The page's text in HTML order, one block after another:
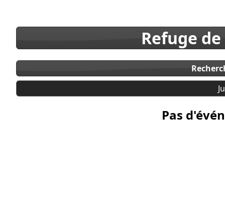
Refuge
Pas